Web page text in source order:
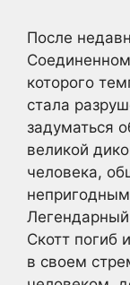
После
Соединенном
которого
стала
задуматься
великой
человека,
Скотт погиб
в своем